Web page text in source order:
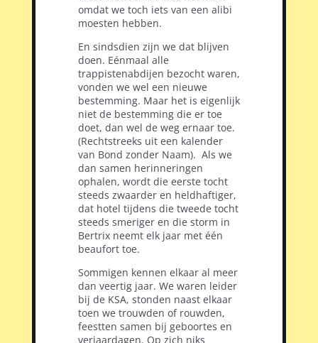
omdat we toch iets van een alibi
moesten hebben.
En sindsdien zijn we dat blijven
doen. Eénmaal alle
trappistenabdijen bezocht waren,
vonden we wel een nieuwe
bestemming. Maar het is eigenlijk
niet de bestemming die er toe
doet, dan wel de weg ernaar toe.
(Rechtstreeks uit een kalender
van Bond zonder Naam). Als we
dan samen herinneringen
ophalen, wordt die eerste tocht
steeds zwaarder en heldhaftiger,
dat hotel tijdens die tweede tocht
steeds smeriger en die storm in
Bertrix neemt elk jaar met één
beaufort toe.
Sommigen kennen elkaar al meer
dan veertig jaar. We waren leider
bij de KSA, stonden naast elkaar
toen we trouwden of rouwden,
feestten samen bij geboortes en
verjaardagen. Op zich niks